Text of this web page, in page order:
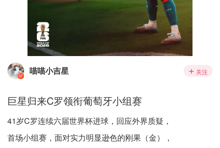
喵喵小吉星 关注
巨星归来C罗领衔葡萄牙小组赛
41岁C罗连续六届世界杯进球，回应外界质疑，
首场小组赛，面对实力明显逊色的刚果（金），